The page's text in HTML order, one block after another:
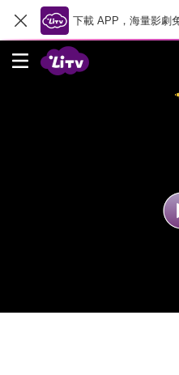
下載 APP，海量影劇